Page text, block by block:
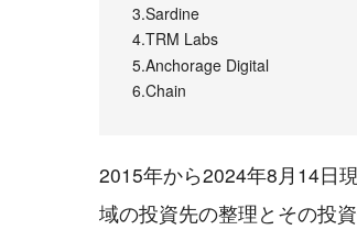
3.Sardine
4.TRM Labs
5.Anchorage Digital
6.Chain
2015年から2024年8月14日
域の投資先の整理とその投